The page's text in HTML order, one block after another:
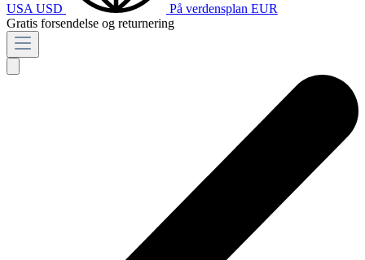
USA USD På verdensplan EUR
Gratis forsendelse og returnering